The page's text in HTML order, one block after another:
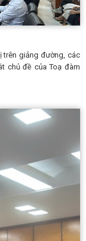
giảng đường, các
chủ đề của Toạ đàm